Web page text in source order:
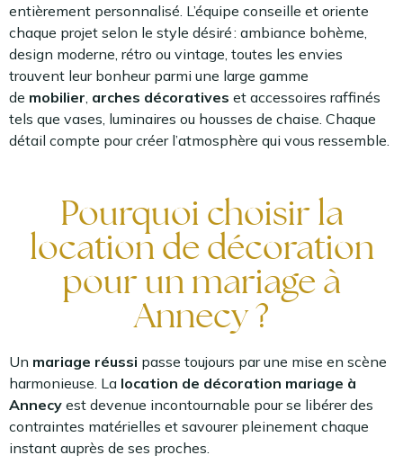
entièrement personnalisé. L’équipe conseille et oriente
chaque projet selon le style désiré : ambiance bohème,
design moderne, rétro ou vintage, toutes les envies
trouvent leur bonheur parmi une large gamme
de mobilier arches décoratives et accessoires raffinés
tels que vases, luminaires ou housses de chaise. Chaque
détail compte pour créer l’atmosphère qui vous ressemble.
Pourquoi choisir la
location de décoration
pour un mariage à
Annecy ?
Un mariage réussi passe toujours par une mise en scène
harmonieuse. La location de décoration mariage à
Annecy est devenue incontournable pour se libérer des
contraintes matérielles et savourer pleinement chaque
instant auprès de ses proches.